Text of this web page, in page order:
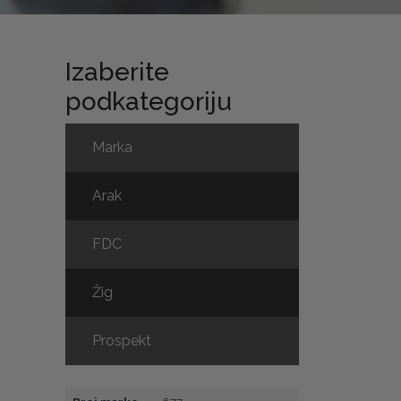
Izaberite
podkategoriju
Marka
Arak
FDC
Žig
Prospekt